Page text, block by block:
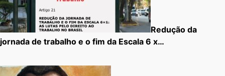
Redução da
jornada de trabalho e o fim da Escala 6 x…